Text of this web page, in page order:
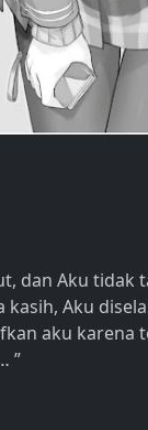
dan Aku tidak
Aku
aku karena
”